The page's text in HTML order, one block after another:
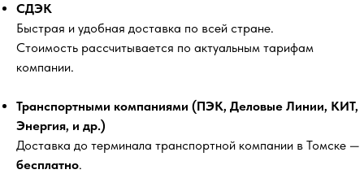
СДЭК
Быстрая и удобная доставка по всей стране.
Стоимость рассчитывается по актуальным тарифам
компании.
Транспортными компаниями (ПЭК, Деловые Линии, КИТ,
Энергия, и др.)
Доставка до терминала транспортной компании в Томске —
бесплатно.